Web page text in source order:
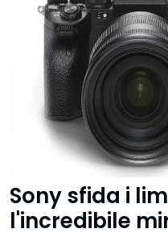
Sony sfida i
l'incredibile